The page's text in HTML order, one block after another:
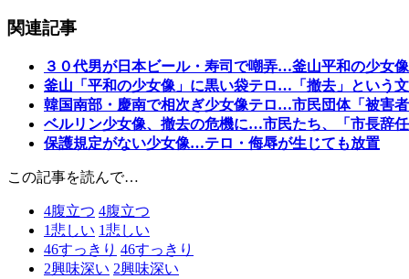
関連記事
３０代男が日本ビール・寿司で嘲弄…釜山平和の少女
釜山「平和の少女像」に黒い袋テロ…「撤去」という
韓国南部・慶南で相次ぎ少女像テロ…市民団体「被害
ベルリン少女像、撤去の危機に…市民たち、「市長辞
保護規定がない少女像…テロ・侮辱が生じても放置
この記事を読んで…
4腹立つ 4腹立つ
1悲しい 1悲しい
46すっきり 46すっきり
2興味深い 2興味深い